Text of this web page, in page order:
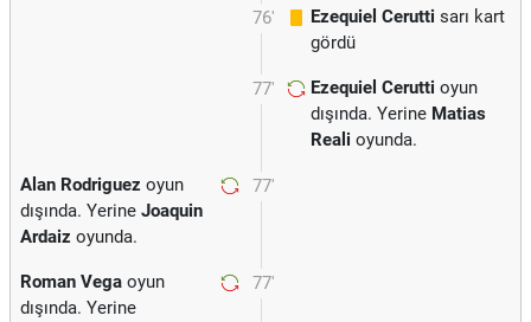
76' Ezequiel Cerutti sarı kart
gördü
77' Ezequiel Cerutti oyun
dışında. Yerine Matias
Reali oyunda.
77'
Alan Rodriguez oyun
dışında. Yerine Joaquin
Ardaiz oyunda.
77'
Roman Vega oyun
dışında. Yerine